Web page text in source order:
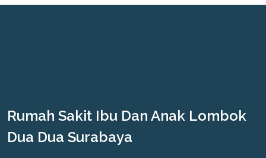
Rumah Sakit Ibu Dan Anak Lombok
Dua Dua Surabaya